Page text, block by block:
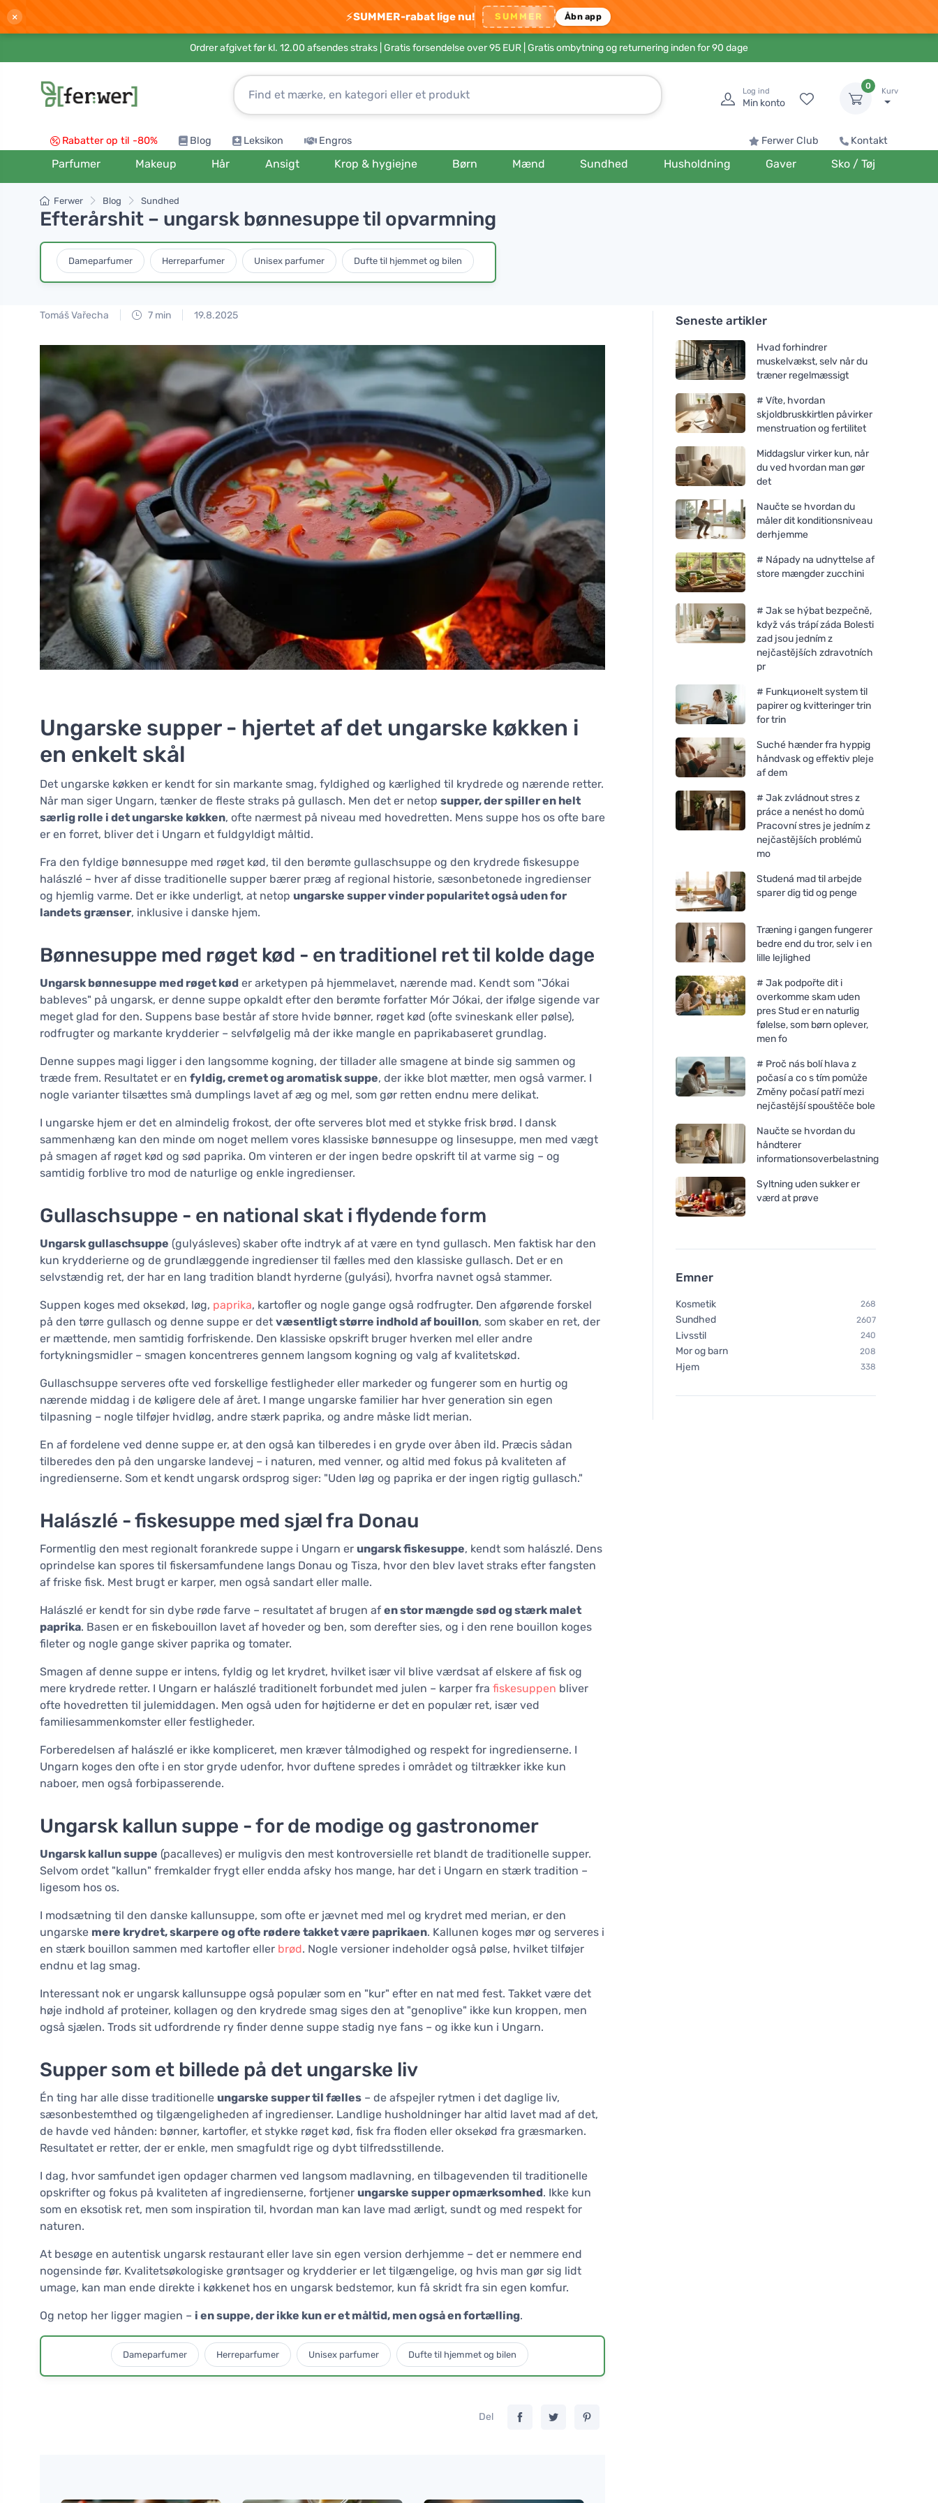
× ⚡SUMMER-rabat lige nu! SUMMER Åbn app
Ordrer afgivet før kl. 12.00 afsendes straks | Gratis forsendelse over 95 EUR | Gratis ombytning og returnering inden for 90 dage
Log ind
Min konto
0
Kurv
Rabatter op til -80% Blog Leksikon Engros Ferwer Club Kontakt
Parfumer Makeup Hår Ansigt Krop & hygiejne Børn Mænd Sundhed Husholdning Gaver Sko / Tøj
Ferwer Blog Sundhed
Efterårshit – ungarsk bønnesuppe til opvarmning
Dameparfumer Herreparfumer Unisex parfumer Dufte til hjemmet og bilen
Tomáš Vařecha 7 min 19.8.2025
Ungarske supper - hjertet af det ungarske køkken i
en enkelt skål
Det ungarske køkken er kendt for sin markante smag, fyldighed og kærlighed til krydrede og nærende retter.
Når man siger Ungarn, tænker de fleste straks på gullasch. Men det er netop supper, der spiller en helt
særlig rolle i det ungarske køkken, ofte nærmest på niveau med hovedretten. Mens suppe hos os ofte bare
er en forret, bliver det i Ungarn et fuldgyldigt måltid.
Fra den fyldige bønnesuppe med røget kød, til den berømte gullaschsuppe og den krydrede fiskesuppe
halászlé – hver af disse traditionelle supper bærer præg af regional historie, sæsonbetonede ingredienser
og hjemlig varme. Det er ikke underligt, at netop ungarske supper vinder popularitet også uden for
landets grænser, inklusive i danske hjem.
Bønnesuppe med røget kød - en traditionel ret til kolde dage
Ungarsk bønnesuppe med røget kød er arketypen på hjemmelavet, nærende mad. Kendt som "Jókai
bableves" på ungarsk, er denne suppe opkaldt efter den berømte forfatter Mór Jókai, der ifølge sigende var
meget glad for den. Suppens base består af store hvide bønner, røget kød (ofte svineskank eller pølse),
rodfrugter og markante krydderier – selvfølgelig må der ikke mangle en paprikabaseret grundlag.
Denne suppes magi ligger i den langsomme kogning, der tillader alle smagene at binde sig sammen og
træde frem. Resultatet er en fyldig, cremet og aromatisk suppe, der ikke blot mætter, men også varmer. I
nogle varianter tilsættes små dumplings lavet af æg og mel, som gør retten endnu mere delikat.
I ungarske hjem er det en almindelig frokost, der ofte serveres blot med et stykke frisk brød. I dansk
sammenhæng kan den minde om noget mellem vores klassiske bønnesuppe og linsesuppe, men med vægt
på smagen af røget kød og sød paprika. Om vinteren er der ingen bedre opskrift til at varme sig – og
samtidig forblive tro mod de naturlige og enkle ingredienser.
Gullaschsuppe - en national skat i flydende form
Ungarsk gullaschsuppe (gulyásleves) skaber ofte indtryk af at være en tynd gullasch. Men faktisk har den
kun krydderierne og de grundlæggende ingredienser til fælles med den klassiske gullasch. Det er en
selvstændig ret, der har en lang tradition blandt hyrderne (gulyási), hvorfra navnet også stammer.
Suppen koges med oksekød, løg, paprika, kartofler og nogle gange også rodfrugter. Den afgørende forskel
på den tørre gullasch og denne suppe er det væsentligt større indhold af bouillon, som skaber en ret, der
er mættende, men samtidig forfriskende. Den klassiske opskrift bruger hverken mel eller andre
fortykningsmidler – smagen koncentreres gennem langsom kogning og valg af kvalitetskød.
Gullaschsuppe serveres ofte ved forskellige festligheder eller markeder og fungerer som en hurtig og
nærende middag i de køligere dele af året. I mange ungarske familier har hver generation sin egen
tilpasning – nogle tilføjer hvidløg, andre stærk paprika, og andre måske lidt merian.
En af fordelene ved denne suppe er, at den også kan tilberedes i en gryde over åben ild. Præcis sådan
tilberedes den på den ungarske landevej – i naturen, med venner, og altid med fokus på kvaliteten af
ingredienserne. Som et kendt ungarsk ordsprog siger: "Uden løg og paprika er der ingen rigtig gullasch."
Halászlé - fiskesuppe med sjæl fra Donau
Formentlig den mest regionalt forankrede suppe i Ungarn er ungarsk fiskesuppe, kendt som halászlé. Dens
oprindelse kan spores til fiskersamfundene langs Donau og Tisza, hvor den blev lavet straks efter fangsten
af friske fisk. Mest brugt er karper, men også sandart eller malle.
Halászlé er kendt for sin dybe røde farve – resultatet af brugen af en stor mængde sød og stærk malet
paprika. Basen er en fiskebouillon lavet af hoveder og ben, som derefter sies, og i den rene bouillon koges
fileter og nogle gange skiver paprika og tomater.
Smagen af denne suppe er intens, fyldig og let krydret, hvilket især vil blive værdsat af elskere af fisk og
mere krydrede retter. I Ungarn er halászlé traditionelt forbundet med julen – karper fra fiskesuppen bliver
ofte hovedretten til julemiddagen. Men også uden for højtiderne er det en populær ret, især ved
familiesammenkomster eller festligheder.
Forberedelsen af halászlé er ikke kompliceret, men kræver tålmodighed og respekt for ingredienserne. I
Ungarn koges den ofte i en stor gryde udenfor, hvor duftene spredes i området og tiltrækker ikke kun
naboer, men også forbipasserende.
Ungarsk kallun suppe - for de modige og gastronomer
Ungarsk kallun suppe (pacalleves) er muligvis den mest kontroversielle ret blandt de traditionelle supper.
Selvom ordet "kallun" fremkalder frygt eller endda afsky hos mange, har det i Ungarn en stærk tradition –
ligesom hos os.
I modsætning til den danske kallunsuppe, som ofte er jævnet med mel og krydret med merian, er den
ungarske mere krydret, skarpere og ofte rødere takket være paprikaen. Kallunen koges mør og serveres i
en stærk bouillon sammen med kartofler eller brød. Nogle versioner indeholder også pølse, hvilket tilføjer
endnu et lag smag.
Interessant nok er ungarsk kallunsuppe også populær som en "kur" efter en nat med fest. Takket være det
høje indhold af proteiner, kollagen og den krydrede smag siges den at "genoplive" ikke kun kroppen, men
også sjælen. Trods sit udfordrende ry finder denne suppe stadig nye fans – og ikke kun i Ungarn.
Supper som et billede på det ungarske liv
Én ting har alle disse traditionelle ungarske supper til fælles – de afspejler rytmen i det daglige liv,
sæsonbestemthed og tilgængeligheden af ingredienser. Landlige husholdninger har altid lavet mad af det,
de havde ved hånden: bønner, kartofler, et stykke røget kød, fisk fra floden eller oksekød fra græsmarken.
Resultatet er retter, der er enkle, men smagfuldt rige og dybt tilfredsstillende.
I dag, hvor samfundet igen opdager charmen ved langsom madlavning, en tilbagevenden til traditionelle
opskrifter og fokus på kvaliteten af ingredienserne, fortjener ungarske supper opmærksomhed. Ikke kun
som en eksotisk ret, men som inspiration til, hvordan man kan lave mad ærligt, sundt og med respekt for
naturen.
At besøge en autentisk ungarsk restaurant eller lave sin egen version derhjemme – det er nemmere end
nogensinde før. Kvalitetsøkologiske grøntsager og krydderier er let tilgængelige, og hvis man gør sig lidt
umage, kan man ende direkte i køkkenet hos en ungarsk bedstemor, kun få skridt fra sin egen komfur.
Og netop her ligger magien – i en suppe, der ikke kun er et måltid, men også en fortælling.
Dameparfumer Herreparfumer Unisex parfumer Dufte til hjemmet og bilen
Del
Seneste artikler
Hvad forhindrer
muskelvækst, selv når du
træner regelmæssigt
# Víte, hvordan
skjoldbruskkirtlen påvirker
menstruation og fertilitet
Middagslur virker kun, når
du ved hvordan man gør
det
Naučte se hvordan du
måler dit konditionsniveau
derhjemme
# Nápady na udnyttelse af
store mængder zucchini
# Jak se hýbat bezpečně,
když vás trápí záda Bolesti
zad jsou jedním z
nejčastějších zdravotních
pr
# Funkционelt system til
papirer og kvitteringer trin
for trin
Suché hænder fra hyppig
håndvask og effektiv pleje
af dem
# Jak zvládnout stres z
práce a nenést ho domů
Pracovní stres je jedním z
nejčastějších problémů
mo
Studená mad til arbejde
sparer dig tid og penge
Træning i gangen fungerer
bedre end du tror, selv i en
lille lejlighed
# Jak podpořte dit i
overkomme skam uden
pres Stud er en naturlig
følelse, som børn oplever,
men fo
# Proč nás bolí hlava z
počasí a co s tím pomůže
Změny počasí patří mezi
nejčastější spouštěče bole
Naučte se hvordan du
håndterer
informationsoverbelastning
Syltning uden sukker er
værd at prøve
Emner
Kosmetik 268
Sundhed 2607
Livsstil 240
Mor og barn 208
Hjem 338